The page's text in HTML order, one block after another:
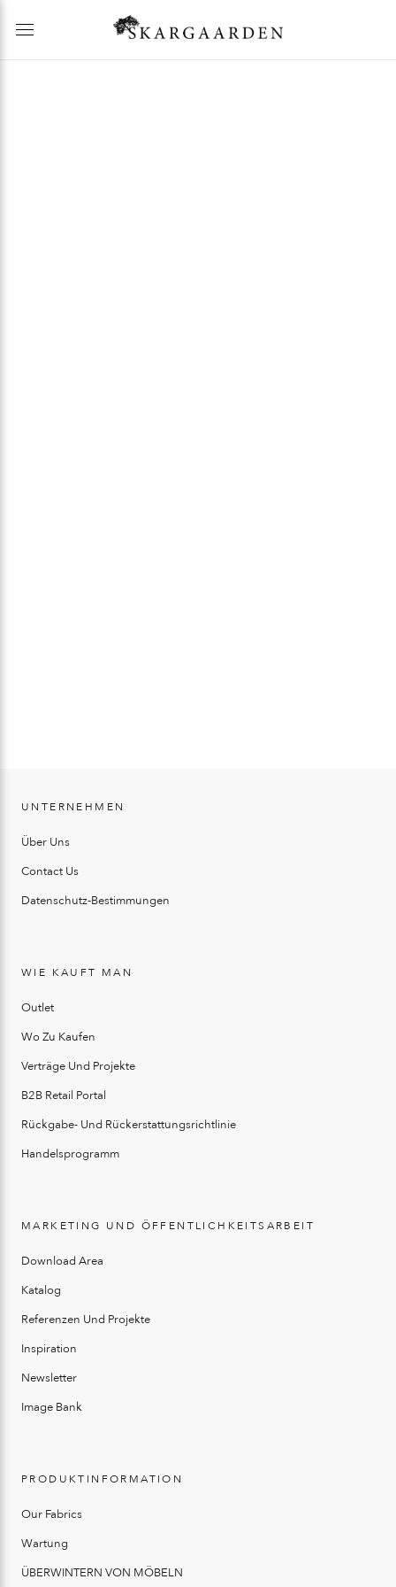
UNTERNEHMEN
Über Uns
Contact Us
Datenschutz-Bestimmungen
WIE KAUFT MAN
Outlet
Wo Zu Kaufen
Verträge Und Projekte
B2B Retail Portal
Rückgabe- Und Rückerstattungsrichtlinie
Handelsprogramm
MARKETING UND ÖFFENTLICHKEITSARBEIT
Download Area
Katalog
Referenzen Und Projekte
Inspiration
Newsletter
Image Bank
PRODUKTINFORMATION
Our Fabrics
Wartung
ÜBERWINTERN VON MÖBELN